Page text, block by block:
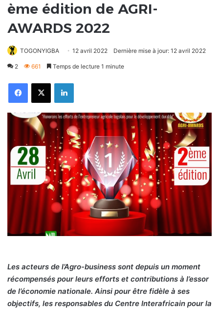
ème édition de AGRI-
AWARDS 2022
TOGONYIGBA 12 avril 2022 Dernière mise à jour: 12 avril 2022
2 661 Temps de lecture 1 minute
FacebookX Linkedin
Les acteurs de l’Agro-business sont depuis un moment
récompensés pour leurs efforts et contributions à l’essor
de l’économie nationale. Ainsi pour être fidèle à ses
objectifs, les responsables du Centre Interafricain pour la